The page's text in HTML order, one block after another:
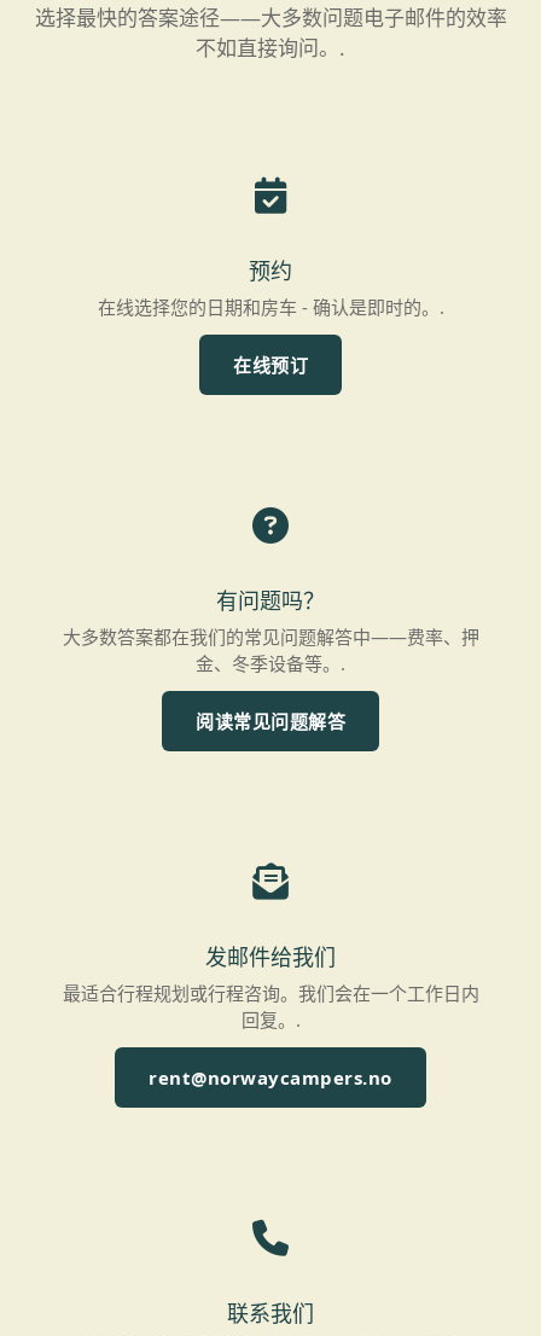
选择最快的答案途径——大多数问题电子邮件的效率
不如直接询问。.
预约
在线选择您的日期和房车 - 确认是即时的。.
在线预订
有问题吗？
大多数答案都在我们的常见问题解答中——费率、押
金、冬季设备等。.
阅读常见问题解答
发邮件给我们
最适合行程规划或行程咨询。我们会在一个工作日内
回复。.
rent@norwaycampers.no
联系我们